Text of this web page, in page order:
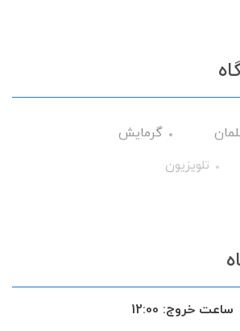
گرمایش
تلویزیون
ساعت خروج: 12:00